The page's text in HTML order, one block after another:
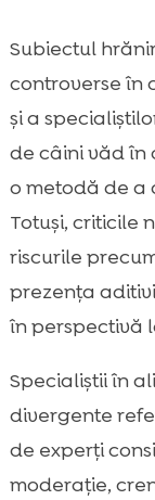
Subiectul
controverse în
și a
de câini văd în
o metodă de a
Totuși, criticile
riscurile
prezența
în perspectivă
Specialiștii în
divergente
de experți
moderație,